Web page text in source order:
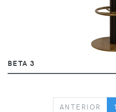
BETA 3
ANTERIOR 1